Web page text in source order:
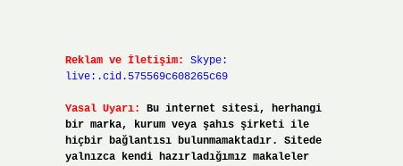
Reklam ve İletişim:
Skype:
live:.cid.575569c608265c69
Yasal Uyarı:
Bu internet sitesi, herhangi
bir marka, kurum veya şahıs şirketi ile
hiçbir bağlantısı bulunmamaktadır. Sitede
yalnızca kendi hazırladığımız makaleler